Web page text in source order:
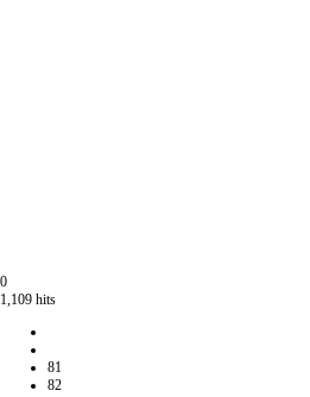
0
1,109 hits
81
82